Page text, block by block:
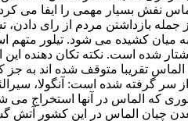
نفش بسیار مهمی را ایفا می
بازداشتن مردم از رای
میان کشیده می شود. تیلور متهم
شده است. نکته تکان دهنده این
این کشور آتش گشودند و ۲۰۰ نفر آنها را به